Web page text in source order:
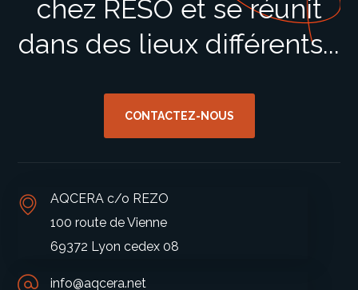
chez RESO et se réunit
dans des lieux différents...
CONTACTEZ-NOUS
AQCERA c/o REZO
100 route de Vienne
69372 Lyon cedex 08
info@aqcera.net